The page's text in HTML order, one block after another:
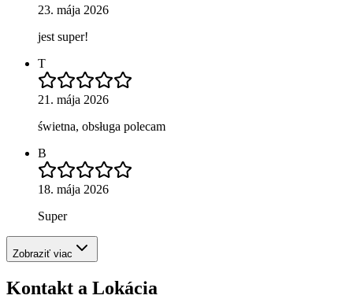
23. mája 2026
jest super!
T
21. mája 2026
świetna, obsługa polecam
B
18. mája 2026
Super
Zobraziť viac
Kontakt a Lokácia